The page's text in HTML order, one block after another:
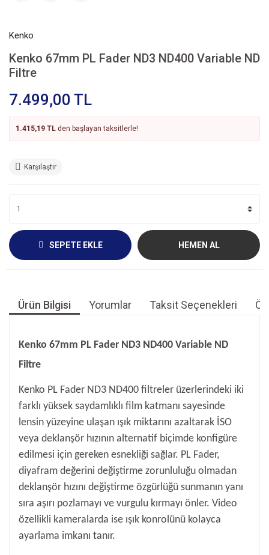
Kenko
Kenko 67mm PL Fader ND3 ND400 Variable ND
Filtre
7.499,00 TL
1.415,19 TL den başlayan taksitlerle!
Karşılaştır
SEPETE EKLE HEMEN AL
Ürün Bilgisi Yorumlar Taksit Seçenekleri
Kenko 67mm PL Fader ND3 ND400 Variable ND
Filtre
Kenko PL Fader ND3 ND400 filtreler üzerlerindeki iki
farklı yüksek saydamlıklı film katmanı sayesinde
lensin yüzeyine ulaşan ışık miktarını azaltarak İSO
veya deklanşör hızının alternatif biçimde konfigüre
edilmesi için gereken esnekliği sağlar. PL Fader,
diyafram değerini değiştirme zorunluluğu olmadan
deklanşör hızını değiştirme özgürlüğü sunmanın yanı
sıra aşırı pozlamayı ve vurgulu kırmayı önler. Video
özellikli kameralarda ise ışık konrolünü kolayca
ayarlama imkanı tanır.